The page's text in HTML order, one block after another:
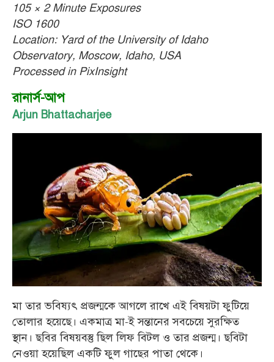
105 × 2 Minute Exposures
ISO 1600
Location: Yard of the University of Idaho
Observatory, Moscow, Idaho, USA
Processed in PixInsight
রানার্স-আপ
Arjun Bhattacharjee
মা তার ভবিষ্যৎ প্রজন্মকে আগলে রাখে এই বিষয়টা ফুটিয়ে
তোলার হয়েছে। একমাত্র মা-ই সন্তানের সবচেয়ে সুরক্ষিত
স্থান। ছবির বিষয়বস্তু ছিল লিফ বিটল ও তার প্রজন্ম। ছবিটা
নেওয়া হয়েছিল একটি ফুল গাছের পাতা থেকে।